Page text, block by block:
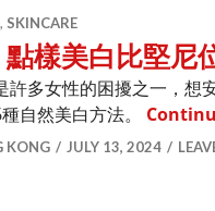
, SKINCARE
樣美白比堅尼
許多女性的困擾之一，想
自然美白方法。
KONG JULY 13, 2024